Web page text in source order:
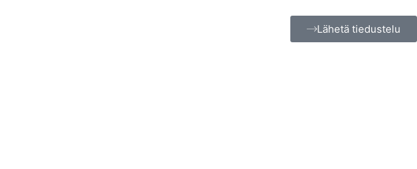
Lähetä tiedustelu